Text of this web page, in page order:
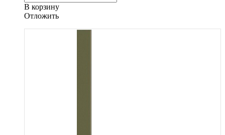
В корзину
Oтложить